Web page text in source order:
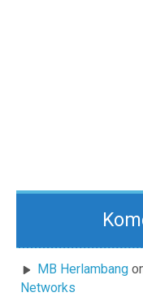
MB Herlambang
Networks